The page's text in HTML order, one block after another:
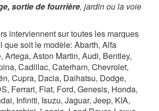
sortie de fourrière, jardin ou la voie
interviennent sur toutes les marques
que soit le modèle: Abarth, Alfa
Artega, Aston Martin, Audi, Bentley,
Cadillac, Caterham, Chevrolet,
Cupra, Dacia, Daihatsu, Dodge,
Ferrari, Fiat, Ford, Genesis, Honda,
Infiniti, Isuzu, Jaguar, Jeep, KIA,